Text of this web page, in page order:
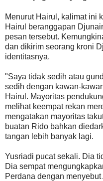
Menurut Hairul, kalimat ini
Hairul beranggapan
pesan tersebut.
dan dikirim seorang kroni
identitasnya.
"Saya tidak sedih atau
sedih dengan kawan-
Hairul. Mayoritas
melihat keempat rekan
mengatakan mayoritas
buatan Rido bahkan
tangan lebih banyak lagi.
Yusriadi pucat sekali. Dia
Dia sempat
Perdana dengan